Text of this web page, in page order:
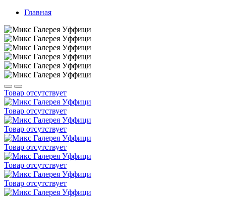
Главная
Товар отсутствует
Товар отсутствует
Товар отсутствует
Товар отсутствует
Товар отсутствует
Товар отсутствует